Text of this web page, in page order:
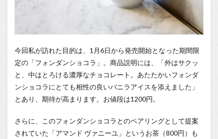
今回私が訪れた目的は、1月6日から発売開始となった期間限
定の「フォンダンショコラ」。商品説明には、「外はサクッ
と、中はとろける濃厚なチョコレート。あたたかいフォンダ
ンショコラにとても相性の良いバニラアイスを添えました」
とあり、期待が高まります。お値段は1200円。
さらに、このフォンダンショコラとのペアリングとして提案
されていた「アマンド ヴァニーユ」というお茶（800円）も